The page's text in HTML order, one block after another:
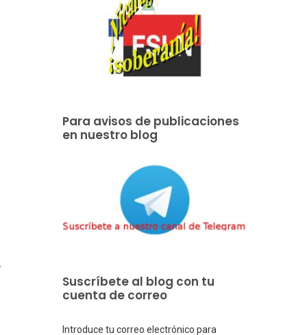
Para avisos de publicaciones
en nuestro blog
Suscríbete al blog con tu
cuenta de correo
Introduce tu correo electrónico para